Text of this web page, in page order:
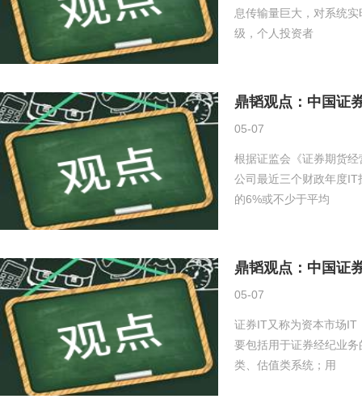
息传输量巨大，对系统
级，个人投资者
鼎韬观点：中国证
05-07
根据证监会《证券期货
公司最近三个财政年度
的6%或不少于平均
鼎韬观点：中国证
05-07
证券IT又称为资本市场IT
要包括用于证券经纪业
类、估值类系统；用